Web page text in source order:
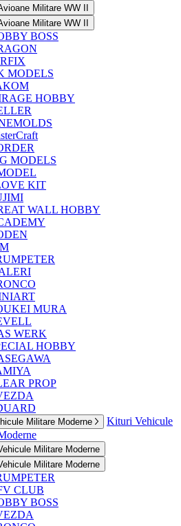
Militare WW II
Militare WW II
BOSS
MODELS
HOBBY
MODELS
KIT
WALL HOBBY
MURA
WERK
HOBBY
PROP
Militare Moderne
Kituri Vehicule
Militare Moderne
Militare Moderne
CLUB
BOSS